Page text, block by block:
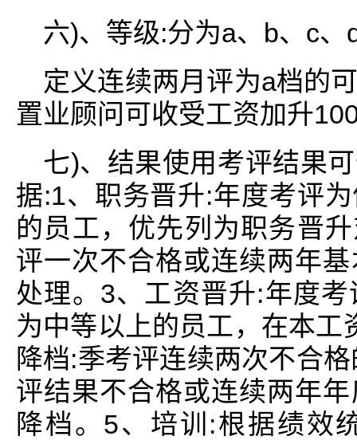
六)、等级:分为a、b、c、
定义连续两月评为a档的
置业顾问可收受工资加升
七)、结果使用考评结果
据:1、职务晋升:年度考评
的员工，优先列为职务晋
评一次不合格或连续两年
处理。3、工资晋升:年度
为中等以上的员工，在本
降档:季考评连续两次不合
评结果不合格或连续两年
降档。5、培训:根据绩效